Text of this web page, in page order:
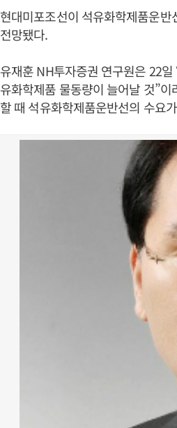
현대미포조선이 석유화학제품운
전망됐다.
유재훈 NH투자증권 연구원은 22
유화학제품 물동량이 늘어날 것”
할 때 석유화학제품운반선의 수요